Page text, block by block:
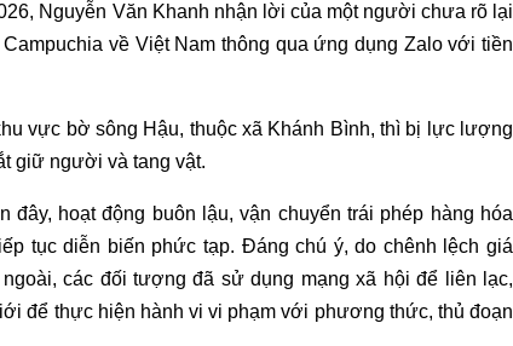
Nguyễn Văn Khanh nhận lời của một người chưa rõ lại
về Việt Nam thông qua ứng dụng Zalo với tiền
vực bờ sông Hậu, thuộc xã Khánh Bình, thì bị lực lượng
giữ người và tang vật.
đây, hoạt động buôn lậu, vận chuyển trái phép hàng hóa
tục diễn biến phức tạp. Đáng chú ý, do chênh lệch giá
các đối tượng đã sử dụng mạng xã hội để liên lạc,
để thực hiện hành vi vi phạm với phương thức, thủ đoạn